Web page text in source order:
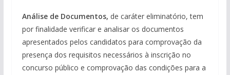
Análise de Documentos, de caráter eliminatório, tem
por finalidade verificar e analisar os documentos
apresentados pelos candidatos para comprovação da
presença dos requisitos necessários à inscrição no
concurso público e comprovação das condições para a